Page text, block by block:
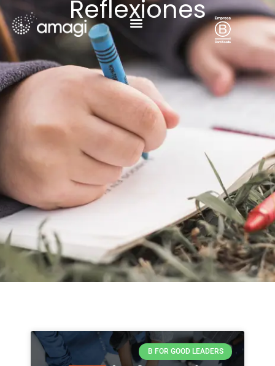
Reflexiones
B FOR GOOD LEADERS